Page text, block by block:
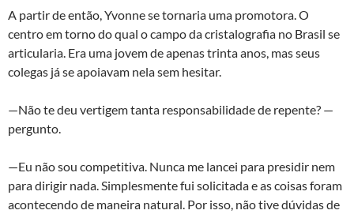
A partir de então, Yvonne se tornaria uma promotora. O
centro em torno do qual o campo da cristalografia no Brasil se
articularia. Era uma jovem de apenas trinta anos, mas seus
colegas já se apoiavam nela sem hesitar.
—Não te deu vertigem tanta responsabilidade de repente? —
pergunto.
—Eu não sou competitiva. Nunca me lancei para presidir nem
para dirigir nada. Simplesmente fui solicitada e as coisas foram
acontecendo de maneira natural. Por isso, não tive dúvidas de